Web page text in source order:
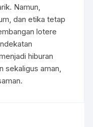
Namun,
dan etika tetap
lotere
hiburan
sekaligus aman,